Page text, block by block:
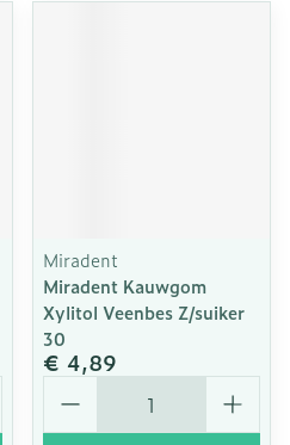
Miradent
Miradent Kauwgom
Xylitol Veenbes Z/suiker
30
€ 4,89
Aantal